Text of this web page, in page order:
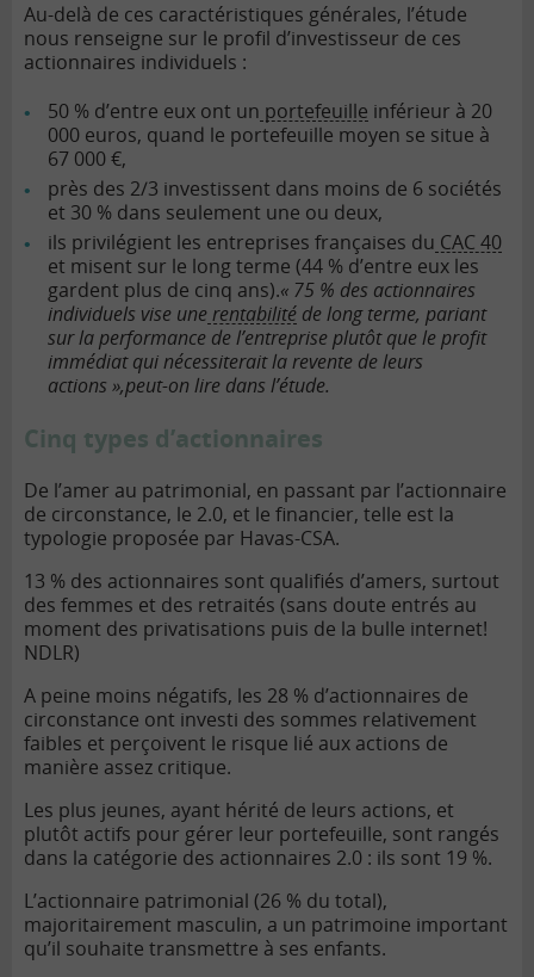
Au-delà de ces caractéristiques générales, l’étude
nous renseigne sur le profil d’investisseur de ces
actionnaires individuels :
50 % d’entre eux ont un portefeuille inférieur à 20
000 euros, quand le portefeuille moyen se situe à
67 000 €,
près des 2/3 investissent dans moins de 6 sociétés
et 30 % dans seulement une ou deux,
ils privilégient les entreprises françaises du CAC 40
et misent sur le long terme (44 % d’entre eux les
gardent plus de cinq ans).« 75 % des actionnaires
individuels vise une rentabilité de long terme, pariant
sur la performance de l’entreprise plutôt que le profit
immédiat qui nécessiterait la revente de leurs
actions »,peut-on lire dans l’étude.
Cinq types d’actionnaires
De l’amer au patrimonial, en passant par l’actionnaire
de circonstance, le 2.0, et le financier, telle est la
typologie proposée par Havas-CSA.
13 % des actionnaires sont qualifiés d’amers, surtout
des femmes et des retraités (sans doute entrés au
moment des privatisations puis de la bulle internet!
NDLR)
A peine moins négatifs, les 28 % d’actionnaires de
circonstance ont investi des sommes relativement
faibles et perçoivent le risque lié aux actions de
manière assez critique.
Les plus jeunes, ayant hérité de leurs actions, et
plutôt actifs pour gérer leur portefeuille, sont rangés
dans la catégorie des actionnaires 2.0 : ils sont 19 %.
L’actionnaire patrimonial (26 % du total),
majoritairement masculin, a un patrimoine important
qu’il souhaite transmettre à ses enfants.